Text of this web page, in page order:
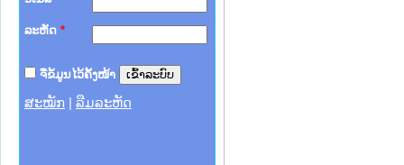
ລະຫັດ *
ຈື່ຂໍ້ມູນໄວ້ຄັ້ງໜ້າ
ສະໝັກ ລືມລະຫັດ